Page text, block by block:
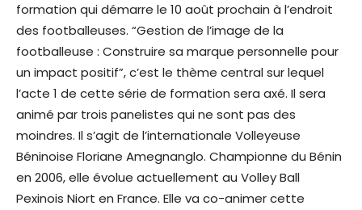
formation qui démarre le 10 août prochain à l’endroit
des footballeuses. “Gestion de l’image de la
footballeuse : Construire sa marque personnelle pour
un impact positif”, c’est le thème central sur lequel
l’acte 1 de cette série de formation sera axé. Il sera
animé par trois panelistes qui ne sont pas des
moindres. Il s’agit de l’internationale Volleyeuse
Béninoise Floriane Amegnanglo. Championne du Bénin
en 2006, elle évolue actuellement au Volley Ball
Pexinois Niort en France. Elle va co-animer cette